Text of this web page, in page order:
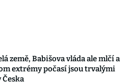
země, Babišova vláda ale mlčí a
extrémy počasí jsou trvalými